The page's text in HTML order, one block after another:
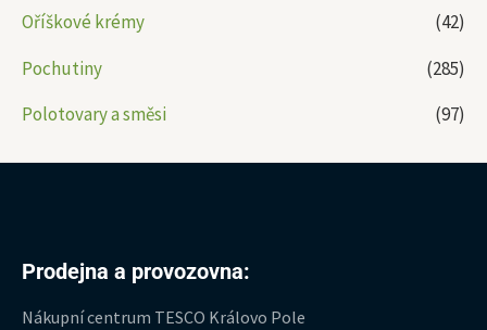
Oříškové krémy
(42)
Pochutiny
(285)
Polotovary a směsi
(97)
Prodejna a provozovna:
Nákupní centrum TESCO Královo Pole